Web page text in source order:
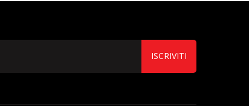
ISCRIVITI